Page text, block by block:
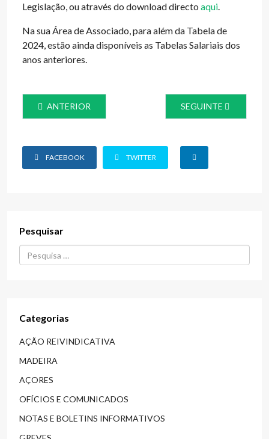
Legislação, ou através do download directo aqui.
Na sua Área de Associado, para além da Tabela de
2024, estão ainda disponíveis as Tabelas Salariais dos
anos anteriores.
ARTIGO ANTERIOR: NOTA DE PESAR - 2024.06.02
ANTERIOR ARTIGO SEGUINTE:
SEGUINTE
FACEBOOK TWITTER
Pesquisar
Procurar...
Categorias
AÇÃO REIVINDICATIVA
MADEIRA
AÇORES
OFÍCIOS E COMUNICADOS
NOTAS E BOLETINS INFORMATIVOS